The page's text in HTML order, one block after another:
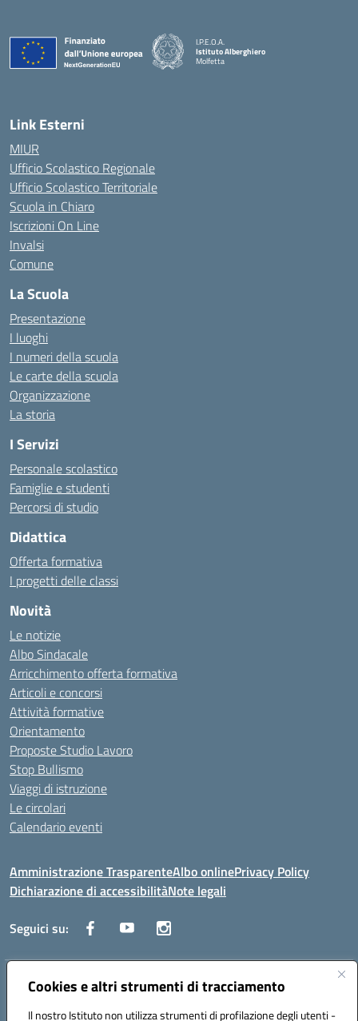
Cookies e altri strumenti di tracciamento
Il nostro Istituto non utilizza strumenti di profilazione degli utenti -
I.P.E.O.A.
Istituto Alberghiero
Molfetta
Link Esterni
MIUR
Ufficio Scolastico Regionale
Ufficio Scolastico Territoriale
Scuola in Chiaro
Iscrizioni On Line
Invalsi
Comune
La Scuola
Presentazione
I luoghi
I numeri della scuola
Le carte della scuola
Organizzazione
La storia
I Servizi
Personale scolastico
Famiglie e studenti
Percorsi di studio
Didattica
Offerta formativa
I progetti delle classi
Novità
Le notizie
Albo Sindacale
Arricchimento offerta formativa
Articoli e concorsi
Attività formative
Orientamento
Proposte Studio Lavoro
Stop Bullismo
Viaggi di istruzione
Le circolari
Calendario eventi
Amministrazione TrasparenteAlbo onlinePrivacy Policy
Dichiarazione di accessibilitàNote legali
Seguici su:
Indirizzo:Corso Fornari, 1 - 70056 Molfetta
Posta elettronica certificata (PEC):BARH04000D@pec.istruzione.it